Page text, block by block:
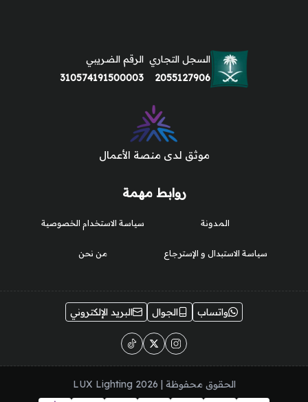
روابط مهمة
المدونة
سياسة الاستبدال و الإسترجاع
سياسة الاستخدام الخصوصية
من نحن
السجل التجاري
2055127906
الرقم الضريبي
310574191500003
موثق لدى منصة الأعمال
واتساب الجوال البريد الإلكتروني
الحقوق محفوظة | 2026 LUX Lighting